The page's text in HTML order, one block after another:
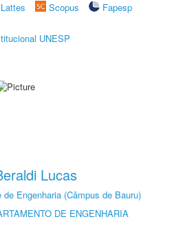
Scopus
Fapesp
UNESP
Lucas
de Engenharia (Câmpus de Bauru)
DE ENGENHARIA